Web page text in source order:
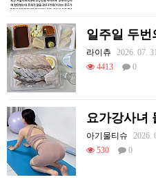
라이츄
2026. 07. 31.
4413
0
요가강사녀
아기물티슈
2026.
530
0